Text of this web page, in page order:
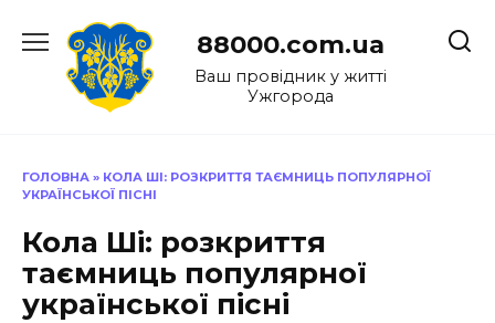
до
88000.com.ua
Ваш провідник у житті
Ужгорода
ГОЛОВНА » КОЛА ШІ: РОЗКРИТТЯ ТАЄМНИЦЬ ПОПУЛЯРНОЇ
УКРАЇНСЬКОЇ ПІСНІ
Кола Ші: розкриття
таємниць популярної
української пісні